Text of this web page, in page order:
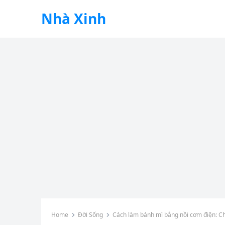
Nhà Xinh
Home Đời Sống Cách làm bánh mì bằng nồi cơm điện: